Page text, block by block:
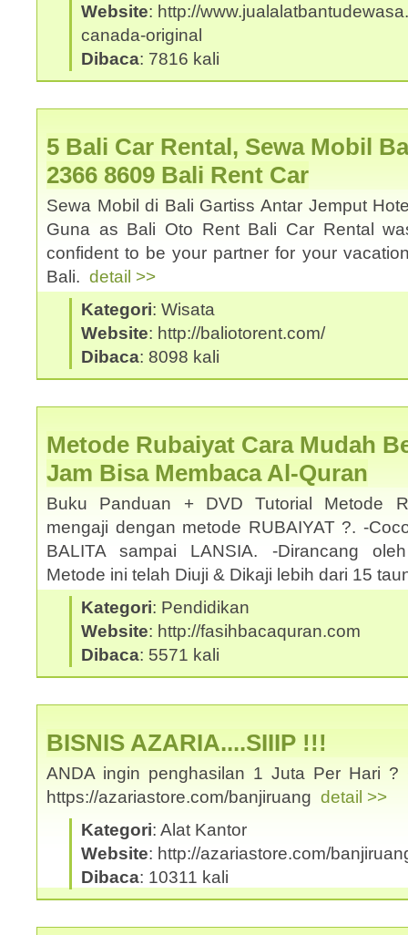
Website: http://
canada-original
Dibaca: 7816 kali
5 Bali Car Rental, Sewa Mobil
2366 8609 Bali Rent Car
Sewa Mobil di Bali Gartiss Antar Jemput
Guna as Bali Oto Rent Bali Car Rental
confident to be your partner for your
Bali. detail >>
Kategori: Wisata
Website: http://baliotorent.com/
Dibaca: 8098 kali
Metode Rubaiyat Cara Mudah
Jam Bisa Membaca Al-Quran
Buku Panduan + DVD Tutorial Metode
mengaji dengan metode RUBAIYAT ?. -
BALITA sampai LANSIA. -Dirancang
Metode ini telah Diuji & Dikaji lebih dari 15
Kategori: Pendidikan
Website: http://fasihbacaquran.com
Dibaca: 5571 kali
BISNIS AZARIA....SIIIP !!!
ANDA ingin penghasilan 1 Juta Per Hari ?
https://azariastore.com/banjiruang detail >>
Kategori: Alat Kantor
Website: http://azariastore.com/
Dibaca: 10311 kali